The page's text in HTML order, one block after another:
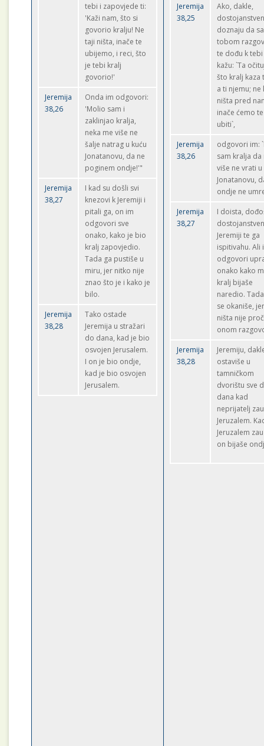
tebi i zapovjede ti:
'Kaži nam, što si
govorio kralju! Ne
taji ništa, inače te
ubijemo, i reci, što
je tebi kralj
govorio!'
Jeremija
38,26
Onda im odgovori:
'Molio sam i
zaklinjao kralja,
neka me više ne
šalje natrag u kuću
Jonatanovu, da ne
poginem ondje!'"
Jeremija
38,27
I kad su došli svi
knezovi k Jeremiji i
pitali ga, on im
odgovori sve
onako, kako je bio
kralj zapovjedio.
Tada ga pustiše u
miru, jer nitko nije
znao što je i kako je
bilo.
Jeremija
38,28
Tako ostade
Jeremija u stražari
do dana, kad je bio
osvojen Jerusalem.
I on je bio ondje,
kad je bio osvojen
Jerusalem.
Jeremija
38,25
Ako, dakle,
doznaju da
tobom
te dođu k
kažu: `Ta
što kralj kaza
a ti njemu; ne
ništa pred
inače ćemo te
ubiti`,
Jeremija
38,26
odgovori im:
sam kralja da
više ne vrati u
Jonatanovu,
ondje ne
Jeremija
38,27
I doista,
Jeremiji te ga
ispitivahu. Ali
odgovori
onako kako
kralj bijaše
naredio.
se okaniše,
ništa nije
onom
Jeremija
38,28
Jeremiju,
ostaviše u
tamničkom
dvorištu sve
dana kad
neprijatelj
Jeruzalem.
Jeruzalem
on bijaše